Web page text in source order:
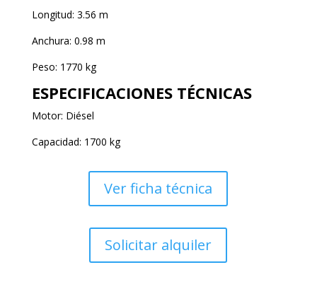
Longitud: 3.56 m
Anchura: 0.98 m
Peso: 1770 kg
ESPECIFICACIONES TÉCNICAS
Motor: Diésel
Capacidad: 1700 kg
Ver ficha técnica
Solicitar alquiler